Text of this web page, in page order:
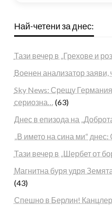
Най-четени за днес:
Тази вечер в „Грехове и
Военен анализатор заяви,
Sky News: Срещу
сериозна…
(63)
Днес в епизода на
„В името на сина ми“ днес:
Тази вечер в „Шербет от
Магнитна буря удря
(43)
Спешно в Берлин!